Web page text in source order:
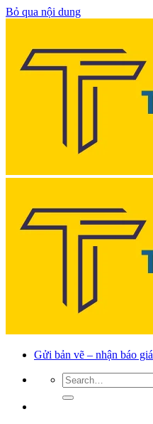
Bỏ qua nội dung
Gửi bản vẽ – nhận báo giá